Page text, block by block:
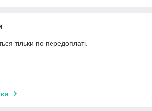
тільки по передоплаті.